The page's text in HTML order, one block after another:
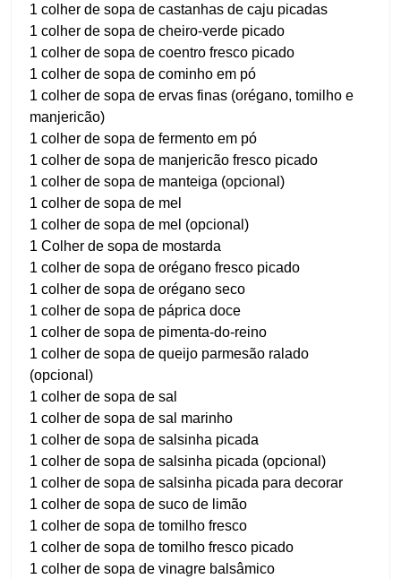
1 colher de sopa de castanhas de caju picadas
1 colher de sopa de cheiro-verde picado
1 colher de sopa de coentro fresco picado
1 colher de sopa de cominho em pó
1 colher de sopa de ervas finas (orégano, tomilho e
manjericão)
1 colher de sopa de fermento em pó
1 colher de sopa de manjericão fresco picado
1 colher de sopa de manteiga (opcional)
1 colher de sopa de mel
1 colher de sopa de mel (opcional)
1 Colher de sopa de mostarda
1 colher de sopa de orégano fresco picado
1 colher de sopa de orégano seco
1 colher de sopa de páprica doce
1 colher de sopa de pimenta-do-reino
1 colher de sopa de queijo parmesão ralado
(opcional)
1 colher de sopa de sal
1 colher de sopa de sal marinho
1 colher de sopa de salsinha picada
1 colher de sopa de salsinha picada (opcional)
1 colher de sopa de salsinha picada para decorar
1 colher de sopa de suco de limão
1 colher de sopa de tomilho fresco
1 colher de sopa de tomilho fresco picado
1 colher de sopa de vinagre balsâmico